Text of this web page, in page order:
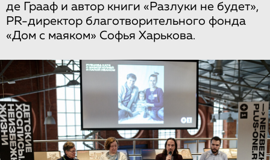
де Грааф и автор книги «Разлуки не будет»,
PR-директор благотворительного фонда
«Дом с маяком» Софья Харькова.